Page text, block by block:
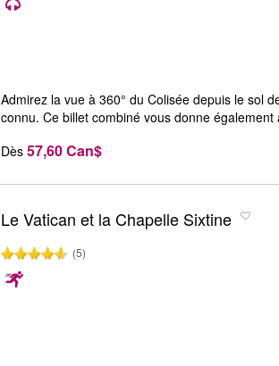
Admirez la vue à 360° du Colisée depuis le sol
connu. Ce billet combiné vous donne
Dès 57,60 Can$
Le Vatican et la Chapelle Sixtine
(5)